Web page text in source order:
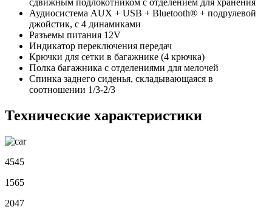
сдвижным подлокотником с отделением для хранения
Аудиосистема AUX + USB + Bluetooth® + подрулевой
джойстик, с 4 динамиками
Разъемы питания 12V
Индикатор переключения передач
Крючки для сетки в багажнике (4 крючка)
Полка багажника с отделениями для мелочей
Спинка заднего сиденья, складывающаяся в
соотношении 1/3-2/3
Технические характеристики
4545
1565
2047